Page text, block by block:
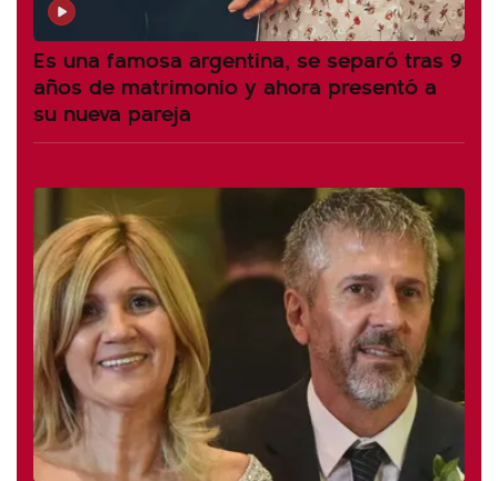
Es una famosa argentina, se separó tras 9
años de matrimonio y ahora presentó a
su nueva pareja